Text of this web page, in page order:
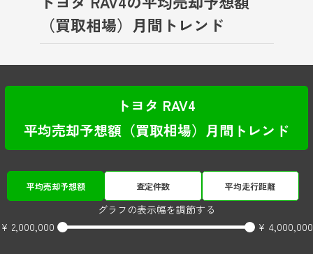
（買取相場）月間トレンド
トヨタ RAV4
平均売却予想額（買取相場）月間トレンド
平均売却予想額 査定件数 平均走行距離
グラフの表示幅を調節する
¥ 2,000,000
¥ 4,000,000